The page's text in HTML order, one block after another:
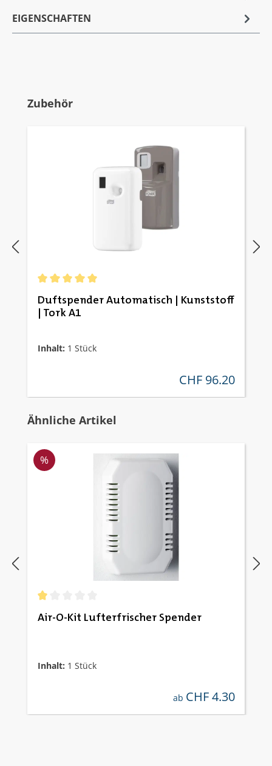
EIGENSCHAFTEN
Produktgalerie überspringen
Zubehör
Duftspender Automatisch | Kunststoff
| Tork A1
Inhalt: 1 Stück
regulärer preis:
CHF 96.20
Produktgalerie überspringen
Ähnliche Artikel
Rabatt
%
Air-O-Kit Lufterfrischer Spender
Inhalt: 1 Stück
regulärer preis:
ab CHF 4.30